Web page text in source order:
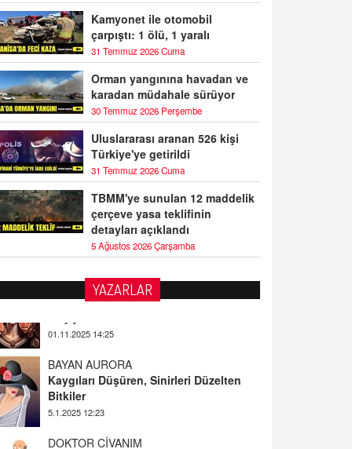
Kamyonet ile otomobil
çarpıştı: 1 ölü, 1 yaralı
31 Temmuz 2026 Cuma
Orman yangınına havadan ve
karadan müdahale sürüyor
30 Temmuz 2026 Perşembe
Uluslararası aranan 526 kişi
Türkiye'ye getirildi
31 Temmuz 2026 Cuma
TBMM'ye sunulan 12 maddelik
çerçeve yasa teklifinin
detayları açıklandı
5 Ağustos 2026 Çarşamba
YAZARLAR
BAYAN AURORA
Bitkiler
5.1.2025 12:23
DOKTOR CİVANIM
Yolculuğu